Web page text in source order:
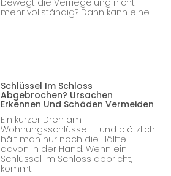
bewegt die Verriegelung nicht
mehr vollständig? Dann kann eine
Schlüssel Im Schloss
Abgebrochen? Ursachen
Erkennen Und Schäden Vermeiden
Ein kurzer Dreh am
Wohnungsschlüssel – und plötzlich
hält man nur noch die Hälfte
davon in der Hand. Wenn ein
Schlüssel im Schloss abbricht,
kommt